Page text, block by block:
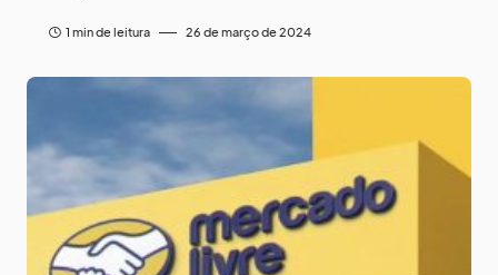
1 min de leitura 26 de março de 2024